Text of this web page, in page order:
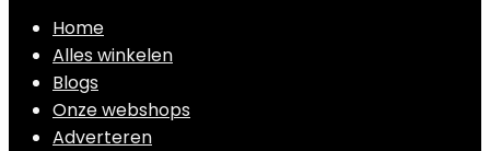
Home
Alles winkelen
Blogs
Onze webshops
Adverteren